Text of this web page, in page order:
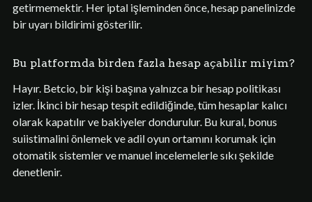
getirmemektir. Her iptal işleminden önce, hesap panelinizde
bir uyarı bildirimi gösterilir.
Bu platformda birden fazla hesap açabilir miyim?
Hayır. Betcio, bir kişi başına yalnızca bir hesap politikası
izler. İkinci bir hesap tespit edildiğinde, tüm hesaplar kalıcı
olarak kapatılır ve bakiyeler dondurulur. Bu kural, bonus
suiistimalini önlemek ve adil oyun ortamını korumak için
otomatik sistemler ve manuel incelemelerle sıkı şekilde
denetlenir.